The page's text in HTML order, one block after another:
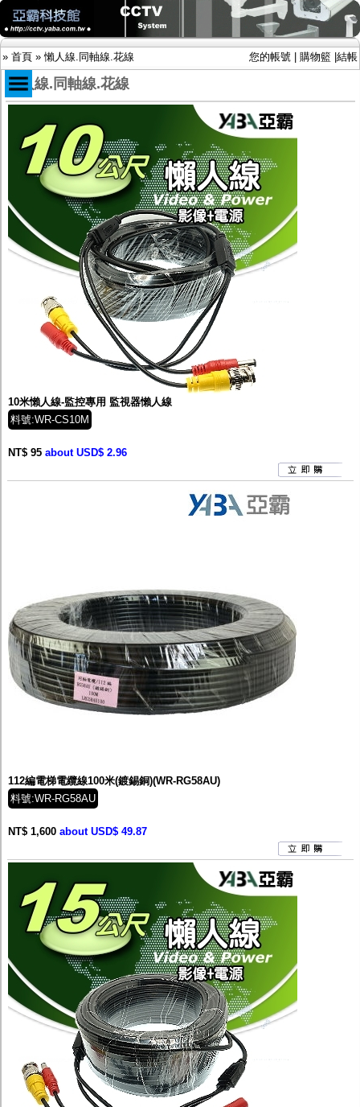
» 首頁 »懶人線.同軸線.花線 您的帳號 購物籃 結帳
商品目錄
限時促銷特惠專案
IP網路攝影機及錄放影機
AHD DVR數位錄放影機
AHD半球型(適用屋內)
AHD中小型紅外線攝影機(適用騎樓、室內外)
AHD防護罩型攝影機(適用屋外，紅外線照射
距離遠）
AHD特殊功能型攝影機
旋轉型攝影機.旋轉台
傳統高解析攝影機
鏡頭
投光設備
防護罩及支架
多路攝影機單軸傳輸
視訊轉換設備
雙絞線傳輸器
雜訊改善器
網路線用水晶頭
電腦工業機殼
客訂商品
懶人線.同軸線.花線
10米懶人線-監控專用 監視器懶人線
料號:WR-CS10M
NT$ 95 about USD$ 2.96
112編電梯電纜線100米(鍍錫銅)(WR-RG58AU)
料號:WR-RG58AU
NT$ 1,600 about USD$ 49.87